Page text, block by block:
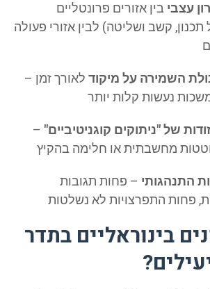
בין אזורים פרונטליים
קשב ושליטה) לבין אזורי פעולה
השמירה על מיקודלאורך זמן –
נעשות קלות יותר
של "ניתוקים קוגניטיביים"–
מחשבתית או חלימה בהקיץ
– פחות תגובות
התפרצויות לא נשלטות
בינוראליים בתדר